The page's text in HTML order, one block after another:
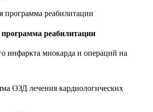
реабилитации
инфаркта миокарда и операций на